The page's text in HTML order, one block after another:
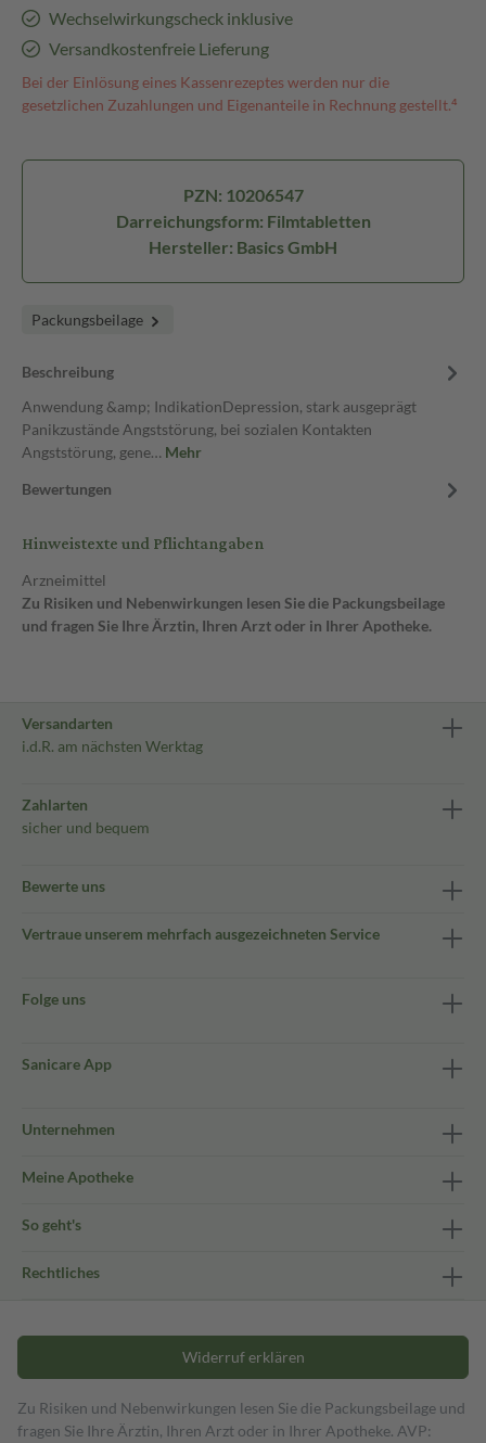
Wechselwirkungscheck inklusive
Versandkostenfreie Lieferung
Bei der Einlösung eines Kassenrezeptes werden nur die
gesetzlichen Zuzahlungen und Eigenanteile in Rechnung gestellt.⁴
PZN: 10206547
Darreichungsform: Filmtabletten
Hersteller: Basics GmbH
Packungsbeilage
Beschreibung
Anwendung &amp; IndikationDepression, stark ausgeprägt
Panikzustände Angststörung, bei sozialen Kontakten
Angststörung, gene… Mehr
Bewertungen
Hinweistexte und Pflichtangaben
Arzneimittel
Zu Risiken und Nebenwirkungen lesen Sie die Packungsbeilage
und fragen Sie Ihre Ärztin, Ihren Arzt oder in Ihrer Apotheke.
Versandarten
i.d.R. am nächsten Werktag
Zahlarten
sicher und bequem
Bewerte uns
Vertraue unserem mehrfach ausgezeichneten Service
Folge uns
Sanicare App
Unternehmen
Meine Apotheke
So geht's
Rechtliches
Widerruf erklären
Zu Risiken und Nebenwirkungen lesen Sie die Packungsbeilage und
fragen Sie Ihre Ärztin, Ihren Arzt oder in Ihrer Apotheke. AVP: